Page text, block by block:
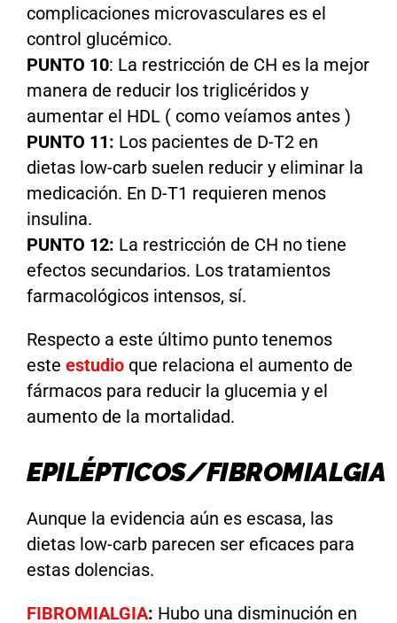
complicaciones microvasculares es el
control glucémico.
PUNTO 10: La restricción de CH es la mejor
manera de reducir los triglicéridos y
aumentar el HDL ( como veíamos antes )
PUNTO 11: Los pacientes de D-T2 en
dietas low-carb suelen reducir y eliminar la
medicación. En D-T1 requieren menos
insulina.
PUNTO 12: La restricción de CH no tiene
efectos secundarios. Los tratamientos
farmacológicos intensos, sí.
Respecto a este último punto tenemos
este estudio que relaciona el aumento de
fármacos para reducir la glucemia y el
aumento de la mortalidad.
EPILÉPTICOS/FIBROMIALGIA
Aunque la evidencia aún es escasa, las
dietas low-carb parecen ser eficaces para
estas dolencias.
FIBROMIALGIA: Hubo una disminución en